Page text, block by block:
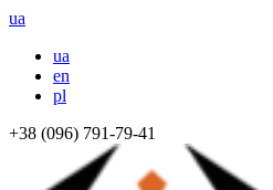
ua
ua
en
pl
+38 (096) 791-79-41